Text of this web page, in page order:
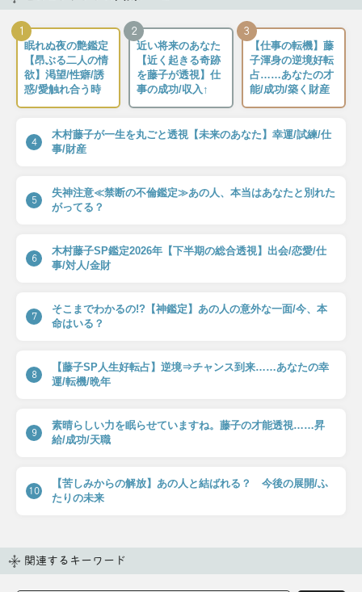
1
眠れぬ夜の艶鑑定
【昂ぶる二人の情
欲】渇望/性癖/誘
惑/愛触れ合う時
2
近い将来のあなた
【近く起きる奇跡
を藤子が透視】仕
事の成功/収入↑
3
【仕事の転機】藤
子渾身の逆境好転
占……あなたの才
能/成功/築く財産
4
木村藤子が一生を丸ごと透視【未来のあなた】幸運/試練/仕
事/財産
5
失神注意≪禁断の不倫鑑定≫あの人、本当はあなたと別れた
がってる？
6
木村藤子SP鑑定2026年【下半期の総合透視】出会/恋愛/仕
事/対人/金財
7
そこまでわかるの!?【神鑑定】あの人の意外な一面/今、本
命はいる？
8
【藤子SP人生好転占】逆境⇒チャンス到来……あなたの幸
運/転機/晩年
9
素晴らしい力を眠らせていますね。藤子の才能透視……昇
給/成功/天職
10
【苦しみからの解放】あの人と結ばれる？ 今後の展開/ふ
たりの未来
関連するキーワード